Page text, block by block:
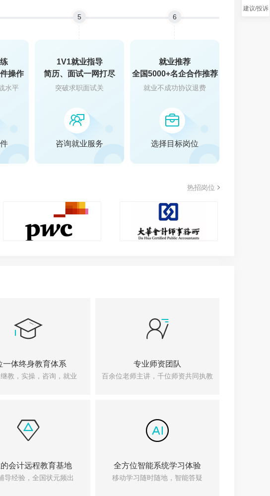
操作
水平
5
1V1就业指导
简历、面试一网打尽
突破求职面试关
咨询就业服务
6
就业推荐
全国5000+名企合作推荐
就业不成功协议退费
选择目标岗位
热招岗位
一体终身教育体系
教，实操，咨询，就业
专业师资团队
百余位老师主讲，千位师资共同执教
会计远程教育基地
导经验，全国状元频出
全方位智能系统学习体验
移动学习随时随地，智能答疑
建议/投诉